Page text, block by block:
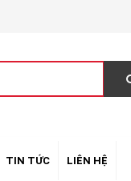
TIN TỨC LIÊN HỆ